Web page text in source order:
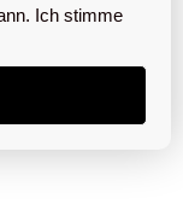
Ich stimme